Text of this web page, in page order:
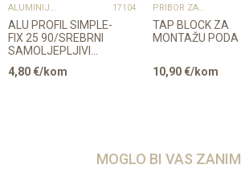
ALUMINIJSKI PROFILI 17104
ALU PROFIL SIMPLE-
FIX 25 90/SREBRNI
SAMOLJEPLJIVI
ZAOBLJENI 28mm
4,80€/kom
PRIBOR ZA UGRADNJU PODOVA – SVE NA JEDNOM MJESTU
TAP BLOCK ZA
MONTAŽU PODA
10,90€/kom
MOGLO BI VAS